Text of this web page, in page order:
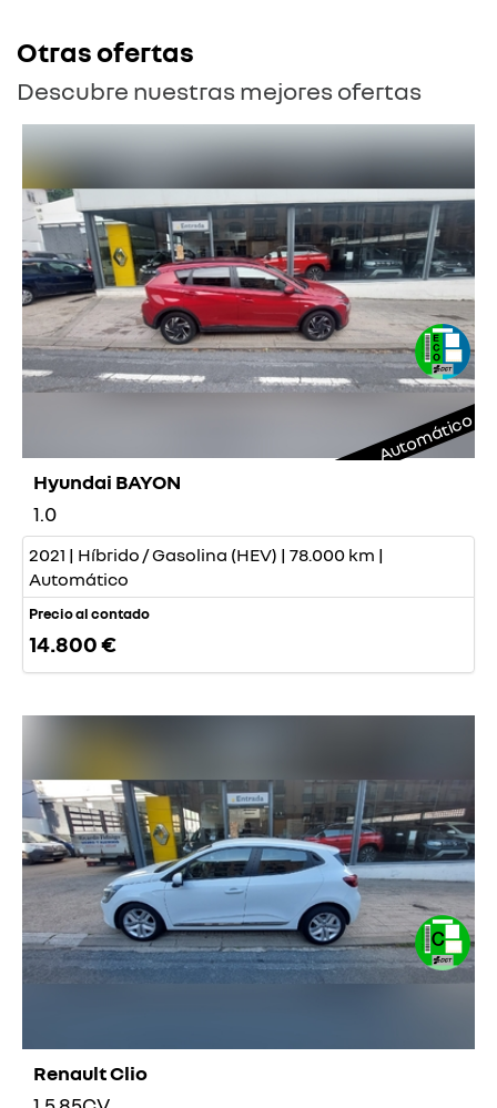
Otras ofertas
Descubre nuestras mejores ofertas
Automático
Hyundai BAYON
1.0
2021 | Híbrido / Gasolina (HEV) | 78.000 km |
Automático
Precio al contado
14.800 €
Renault Clio